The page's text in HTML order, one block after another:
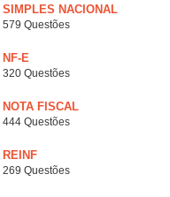
SIMPLES NACIONAL
579 Questões
NF-E
320 Questões
NOTA FISCAL
444 Questões
REINF
269 Questões